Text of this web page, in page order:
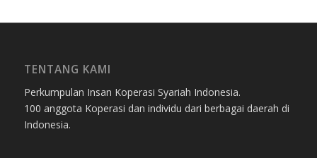
TENTANG KAMI
Perkumpulan Insan Koperasi Syariah Indonesia.
100 anggota Koperasi dan individu dari berbagai daerah di
Indonesia.